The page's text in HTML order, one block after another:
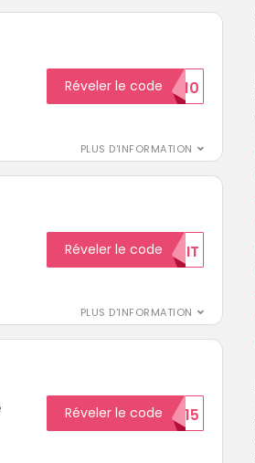
PLUS D'INFORMATION
Réveler le code
REDUCTION10
PLUS D'INFORMATION
Réveler le codeGRATUIT
Réveler le codeECON15